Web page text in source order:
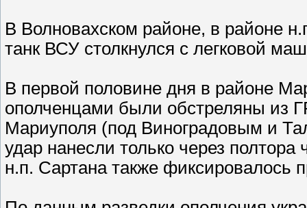
В Волновахском районе, в районе
танк ВСУ столкнулся с легковой
В первой половине дня в районе
ополченцами были обстреляны из
Мариуполя (под Виноградовым и
удар нанесли только через
н.п. Сартана также фиксировалось